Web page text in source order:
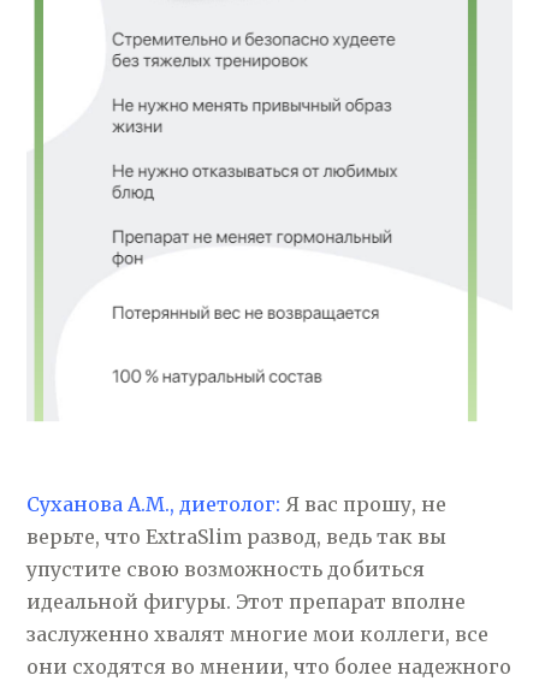
Суханова А.М., диетолог: Я вас прошу, не
верьте, что ExtraSlim развод, ведь так вы
упустите свою возможность добиться
идеальной фигуры. Этот препарат вполне
заслуженно хвалят многие мои коллеги, все
они сходятся во мнении, что более надежного